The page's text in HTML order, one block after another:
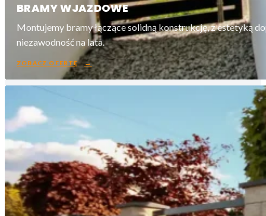
BRAMY WJAZDOWE
Montujemy bramy łączące solidną konstrukcję, z estetyką
niezawodność na lata.
ZOBACZ OFERTĘ